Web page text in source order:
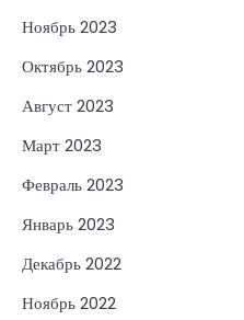
Ноябрь 2023
Октябрь 2023
Август 2023
Март 2023
Февраль 2023
Январь 2023
Декабрь 2022
Ноябрь 2022